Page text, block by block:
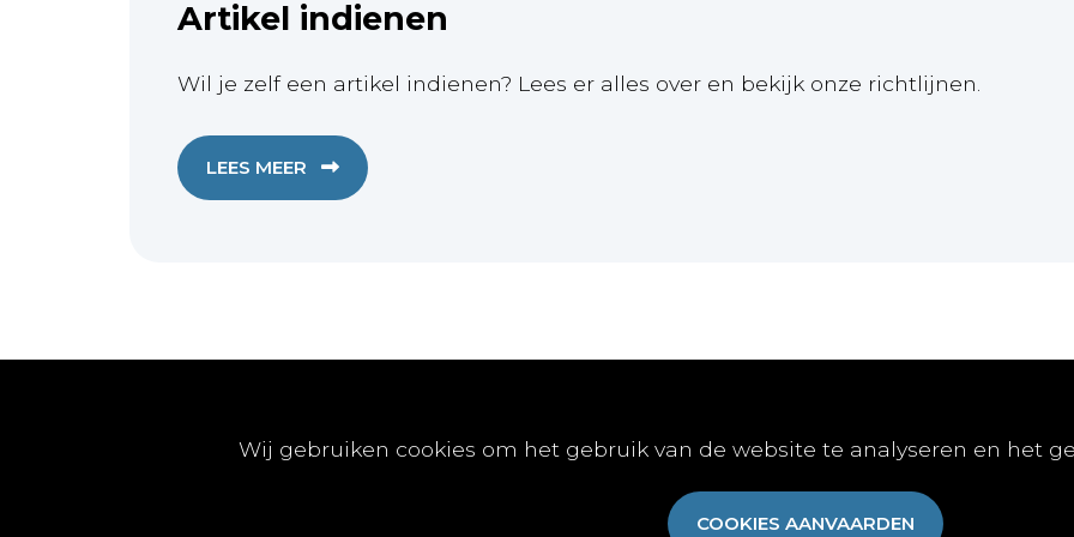
Wij gebruiken cookies om het gebruik van de website te analyseren en het
COOKIES AANVAARDEN
Artikel indienen
Wil je zelf een artikel indienen? Lees er alles over en bekijk onze richtlijnen.
LEES MEER
Publicaties Online
Gratis-downloads
Publiceren
Vacature publiceren